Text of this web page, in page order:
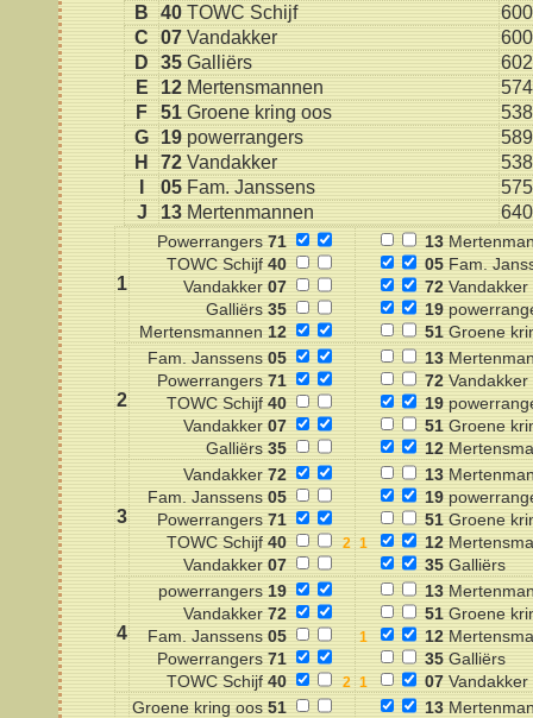
B
40 TOWC Schijf
C
07 Vandakker
D
35 Galliërs
E
12 Mertensmannen
F
51 Groene kring oos
G
19 powerrangers
H
72 Vandakker
05 Fam. Janssens
J
13 Mertenmannen
1
Powerrangers 71
TOWC Schijf 40
Vandakker 07
Galliërs 35
Mertensmannen 12
13
05Fam.
72Vandakker
19
51Groene
2
Fam. Janssens 05
Powerrangers 71
TOWC Schijf 40
Vandakker 07
Galliërs 35
13
72Vandakker
19
51Groene
12
3
Vandakker 72
Fam. Janssens 05
Powerrangers 71
TOWC Schijf 40
Vandakker 07
13
19
51Groene
12
35Galliërs
4
powerrangers 19
Vandakker 72
Fam. Janssens 05
Powerrangers 71
TOWC Schijf 40
13
51Groene
12
35Galliërs
07Vandakker
Groene kring oos 51
13